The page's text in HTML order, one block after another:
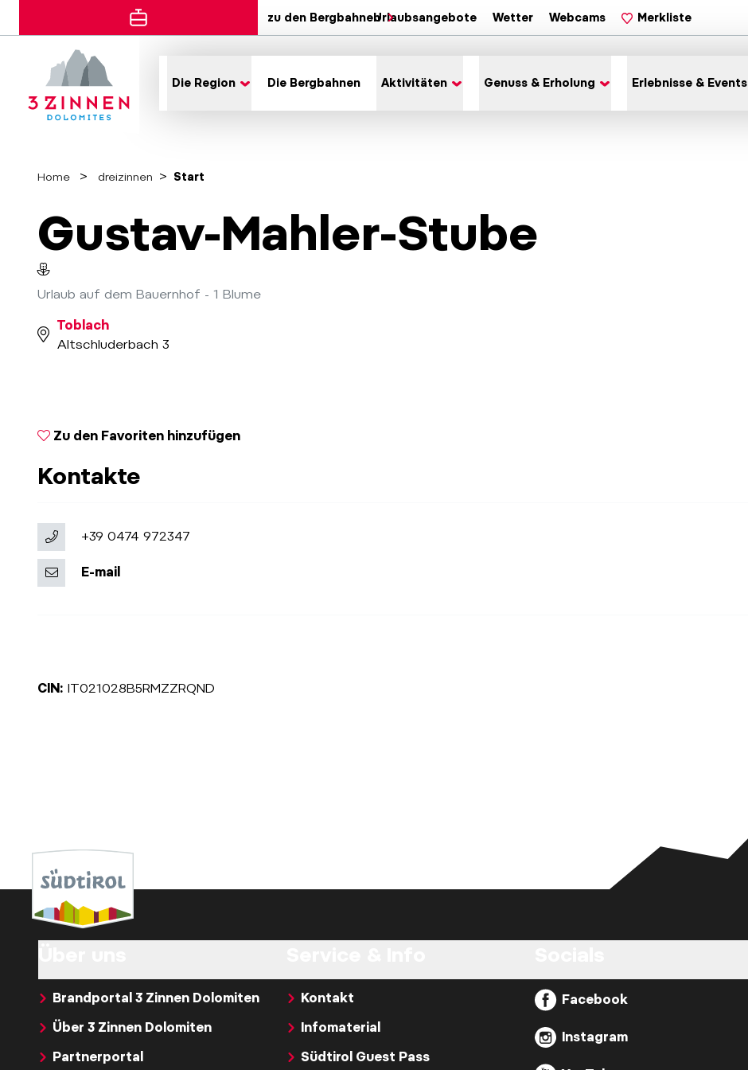
zu den BergbahnenUrlaubsangebote Wetter Webcams Merkliste
Die Region Die Bergbahnen Aktivitäten Genuss & Erholung Erlebnisse & Events
Home dreizinnen Start
Gustav-Mahler-Stube
Urlaub auf dem Bauernhof - 1 Blume
Toblach
Altschluderbach 3
Zu den Favoriten hinzufügen
Kontakte
+39 0474 972347
E-mail
CIN: IT021028B5RMZZRQND
Brandportal 3 Zinnen Dolomiten
Über 3 Zinnen Dolomiten
Partnerportal
Kontakt
Infomaterial
Südtirol Guest Pass
Facebook
Instagram